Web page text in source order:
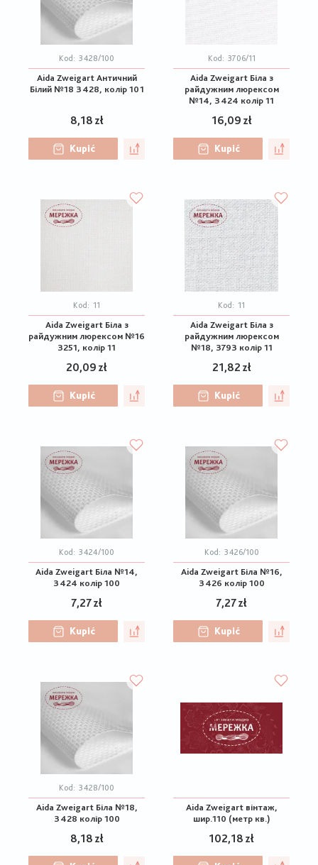
Kod: 3428/100
Aida Zweigart Античний
Білий №18 3428, колір 101
8,18 zł
Kupić
Kod: 3706/11
Aida Zweigart Біла з
райдужним люрексом
№14, 3424 колір 11
16,09 zł
Kupić
Kod: 11
Aida Zweigart Біла з
райдужним люрексом №16
3251, колір 11
20,09 zł
Kupić
Kod: 11
Aida Zweigart Біла з
райдужним люрексом
№18, 3793 колір 11
21,82 zł
Kupić
Kod: 3424/100
Aida Zweigart Біла №14,
3424 колір 100
7,27 zł
Kupić
Kod: 3426/100
Aida Zweigart Біла №16,
3426 колір 100
7,27 zł
Kupić
Kod: 3428/100
Aida Zweigart Біла №18,
3428 колір 100
8,18 zł
Aida Zweigart вінтаж,
шир.110 (метр кв.)
102,18 zł